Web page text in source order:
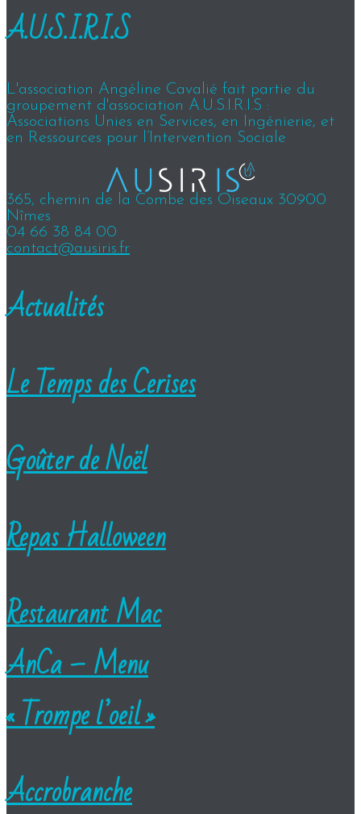
A.U.S.I.R.I.S
L'association Angéline Cavalié fait partie du
groupement d'association A.U.S.I.R.I.S :
Associations Unies en Services, en Ingénierie, et
en Ressources pour l’Intervention Sociale
365, chemin de la Combe des Oiseaux 30900
Nîmes
04 66 38 84 00
contact@ausiris.fr
Actualités
Le Temps des Cerises
Goûter de Noël
Repas Halloween
Restaurant Mac
AnCa – Menu
« Trompe l’oeil »
Accrobranche